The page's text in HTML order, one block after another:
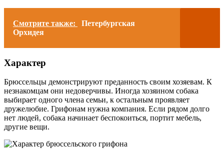
Смотрите также:
Петербургская
Орхидея
Характер
Брюссельцы демонстрируют преданность своим хозяевам. К
незнакомцам они недоверчивы. Иногда хозяином собака
выбирает одного члена семьи, к остальным проявляет
дружелюбие. Грифонам нужна компания. Если рядом долго
нет людей, собака начинает беспокоиться, портит мебель,
другие вещи.